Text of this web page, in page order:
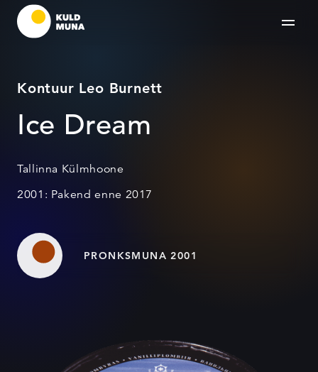
Kontuur Leo Burnett
Ice Dream
Tallinna Külmhoone
2001: Pakend enne 2017
PRONKSMUNA 2001